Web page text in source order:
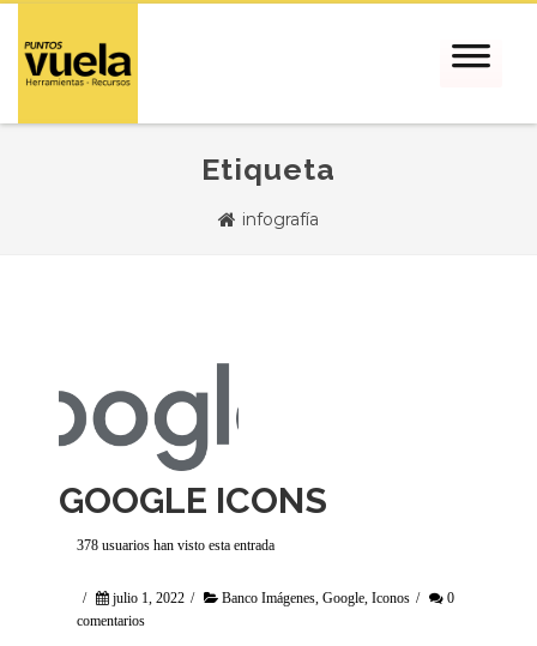
Etiqueta
infografía
GOOGLE ICONS
378 usuarios han visto esta entrada
/ julio 1, 2022 / Banco Imágenes Google Iconos /
0
comentarios